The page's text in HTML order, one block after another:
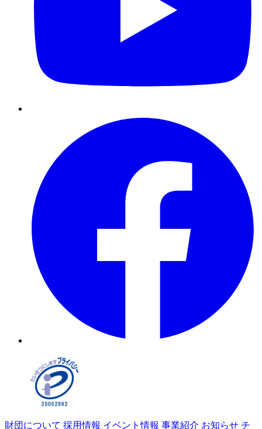
財団について 採用情報 イベント情報 事業紹介 お知らせ チ